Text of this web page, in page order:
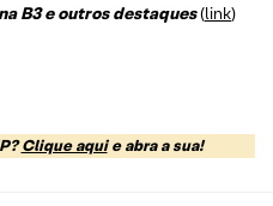
B3 e outros destaques(link)
Clique aquie abra a sua!